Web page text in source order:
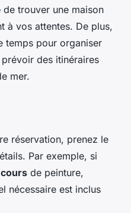
trouver une maison
à vos attentes. De plus,
temps pour organiser
des itinéraires
mer.
réservation, prenez le
Par exemple, si
cours de peinture,
nécessaire est inclus